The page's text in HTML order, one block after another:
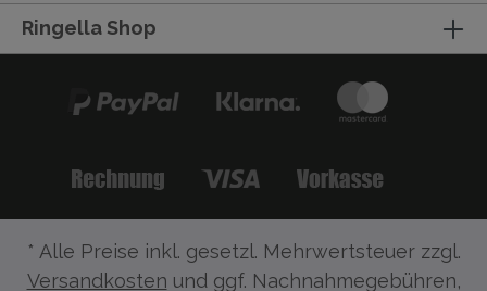
Ringella Shop
* Alle Preise inkl. gesetzl. Mehrwertsteuer zzgl.
Versandkosten und ggf. Nachnahmegebühren,